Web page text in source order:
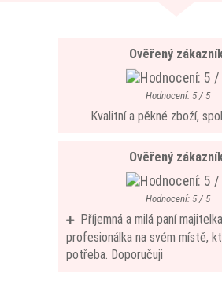
Ověřený
Hodnocení: 5 / 5
Kvalitní a pěkné zboží,
Ověřený
Hodnocení: 5 / 5
Příjemná a milá paní
profesionálka na svém místě,
potřeba. Doporučuji